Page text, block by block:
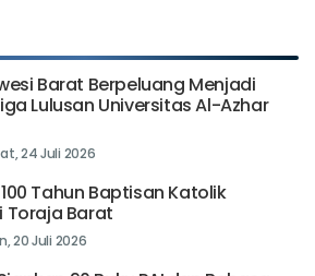
Barat Berpeluang Menjadi
Lulusan Universitas Al-Azhar
24 Juli 2026
Tahun Baptisan Katolik
Toraja Barat
20 Juli 2026